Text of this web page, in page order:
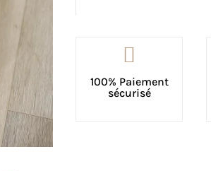

100% Paiement
sécurisé